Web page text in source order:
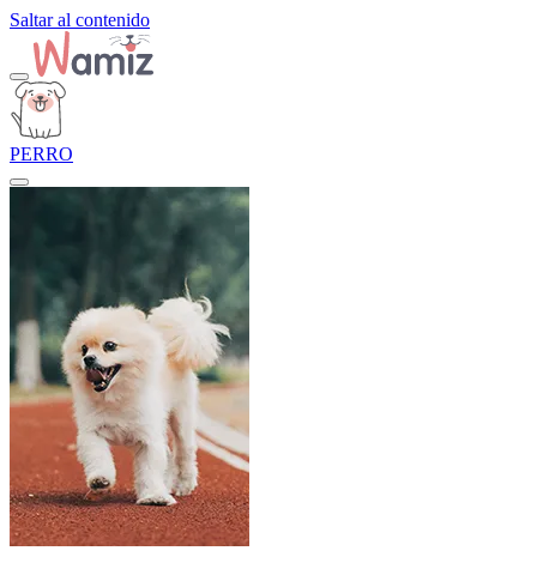
Saltar al contenido
PERRO